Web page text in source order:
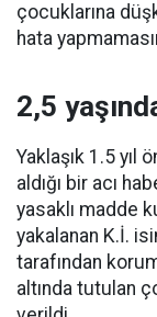
çocuklarına
hata
2,5
Yaklaşık 1.5 yıl
aldığı bir acı
yasaklı madde
yakalanan K.İ.
tarafından
altında tutulan